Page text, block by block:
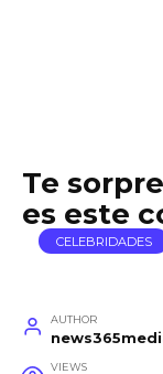
Te
es este
CELEBRIDADES
AUTHOR
VIEWS